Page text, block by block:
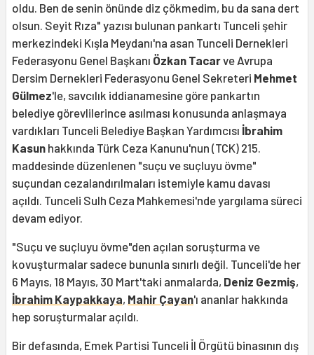
oldu. Ben de senin önünde diz çökmedim, bu da sana dert
olsun. Seyit Rıza" yazısı bulunan pankartı Tunceli şehir
merkezindeki Kışla Meydanı'na asan Tunceli Dernekleri
Federasyonu Genel Başkanı Özkan Tacarve Avrupa
Dersim Dernekleri Federasyonu Genel Sekreteri Mehmet
Gülmez'le, savcılık iddianamesine göre pankartın
belediye görevlilerince asılması konusunda anlaşmaya
vardıkları Tunceli Belediye Başkan Yardımcısı İbrahim
Kasun hakkında Türk Ceza Kanunu'nun (TCK) 215.
maddesinde düzenlenen "suçu ve suçluyu övme"
suçundan cezalandırılmaları istemiyle kamu davası
açıldı. Tunceli Sulh Ceza Mahkemesi'nde yargılama süreci
devam ediyor.
"Suçu ve suçluyu övme"den açılan soruşturma ve
kovuşturmalar sadece bununla sınırlı değil. Tunceli'de her
6 Mayıs, 18 Mayıs, 30 Mart'taki anmalarda, Deniz Gezmiş,
İbrahim Kaypakkaya, Mahir Çayan'ı ananlar hakkında
hep soruşturmalar açıldı.
Bir defasında, Emek Partisi Tunceli İl Örgütü binasının dış